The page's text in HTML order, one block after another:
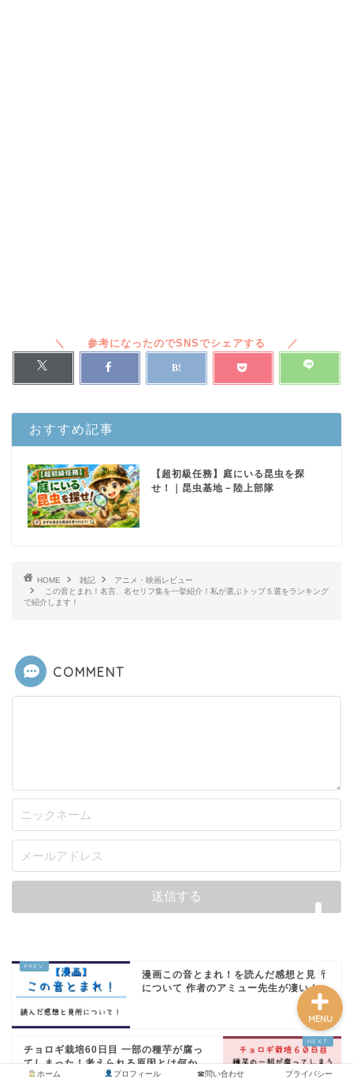
おすすめ記事
【超初級任務】庭にいる昆虫を探
せ！｜昆虫基地－陸上部隊
HOME 雑記
アニメ・映画レビュー
この音とまれ！名言、名セリフ集を一挙紹介！私が選ぶトップ５選をランキング
で紹介します！
COMMENT
漫画この音とまれ！を読んだ感想と見所
について 作者のアミュー先生が凄い！
チョロギ栽培60日目 一部の種芋が腐っ
てしまった！考えられる原因とは何か...
ホーム プロフィール ☎問い合わせ プライバシー
MENU
世界のカブトムシ
クワガタ
水上部隊